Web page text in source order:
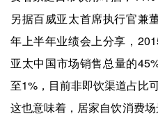
另据百威亚太首席执行官兼
年上半年业绩会上分享，
亚太中国市场销售总量的
至1%，目前非即饮渠道占比
这也意味着，居家自饮消费